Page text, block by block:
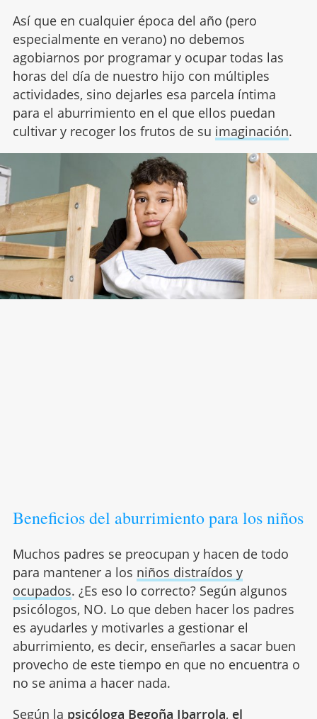
Así que en cualquier época del año (pero
especialmente en verano) no debemos
agobiarnos por programar y ocupar todas las
horas del día de nuestro hijo con múltiples
actividades, sino dejarles esa parcela íntima
para el aburrimiento en el que ellos puedan
cultivar y recoger los frutos de su imaginación.
Beneficios del aburrimiento para los niños
Muchos padres se preocupan y hacen de todo
para mantener a los niños distraídos y
ocupados. ¿Es eso lo correcto? Según algunos
psicólogos, NO. Lo que deben hacer los padres
es ayudarles y motivarles a gestionar el
aburrimiento, es decir, enseñarles a sacar buen
provecho de este tiempo en que no encuentra o
no se anima a hacer nada.
Según la psicóloga Begoña Ibarrola, el